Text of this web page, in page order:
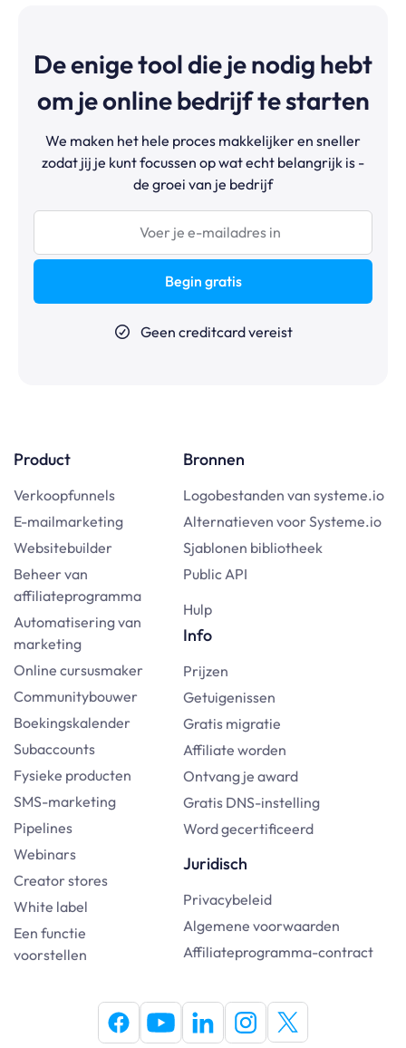
De enige tool die je nodig hebt
om je online bedrijf te starten
We maken het hele proces makkelijker en sneller
zodat jij je kunt focussen op wat echt belangrijk is -
de groei van je bedrijf
Begin gratis
Geen creditcard vereist
Product
Verkoopfunnels
E-mailmarketing
Websitebuilder
Beheer van
affiliateprogramma
Automatisering van
marketing
Online cursusmaker
Communitybouwer
Boekingskalender
Subaccounts
Fysieke producten
SMS-marketing
Pipelines
Webinars
Creator stores
White label
Een functie
voorstellen
Bronnen
Logobestanden van systeme.io
Alternatieven voor Systeme.io
Sjablonen bibliotheek
Public API
Hulp
Info
Prijzen
Getuigenissen
Gratis migratie
Affiliate worden
Ontvang je award
Gratis DNS-instelling
Word gecertificeerd
Juridisch
Privacybeleid
Algemene voorwaarden
Affiliateprogramma-contract